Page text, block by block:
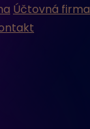
Účtovná firma